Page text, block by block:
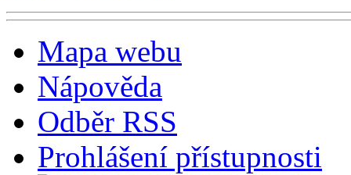
Mapa webu
Nápověda
Odběr RSS
Prohlášení přístupnosti